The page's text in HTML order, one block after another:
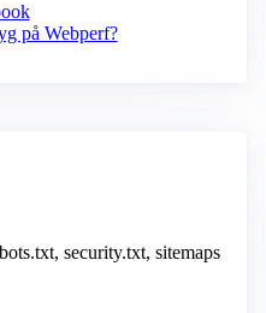
på Webperf?
security.txt, sitemaps